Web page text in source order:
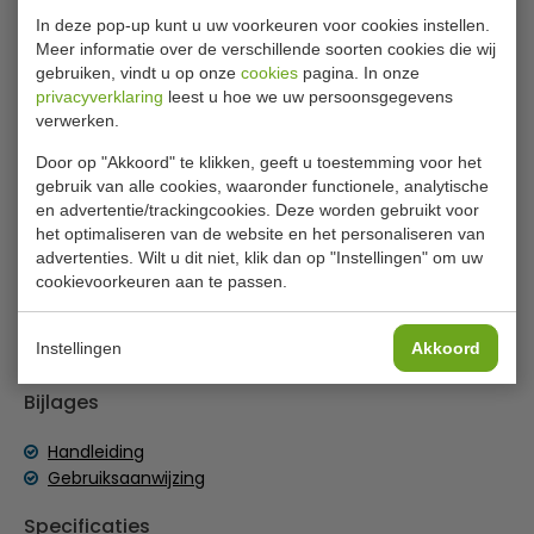
In deze pop-up kunt u uw voorkeuren voor cookies instellen.
Meer informatie over de verschillende soorten cookies die wij
gebruiken, vindt u op onze cookies pagina. In onze
privacyverklaring leest u hoe we uw persoonsgegevens
verwerken.
Door op "Akkoord" te klikken, geeft u toestemming voor het
gebruik van alle cookies, waaronder functionele, analytische
en advertentie/trackingcookies. Deze worden gebruikt voor
het optimaliseren van de website en het personaliseren van
advertenties. Wilt u dit niet, klik dan op "Instellingen" om uw
cookievoorkeuren aan te passen.
Instellingen Akkoord
RitePrice metalen kebabmes
Dit metalen kebabmes heeft een afneembaar schijfblad
snijdt. Met licht kunststof handvat voor eenvoudig
gebruik, transformator, reservekabel en stroomkabel.
Instelbare snijdikte van 0,5 mm tot 8 mm
De grote snijdikte is geschikt voor alle kebab
Aangedreven door een transformator
De transformator brengt de spanning omlaag van
230-240V naar 30V - een belangrijke
veiligheidsmaatregel. Dankzij de lage spanning is een
lichte elektrische schok, als de kabel beschadigd raakt,
veroorzaken
Vaatwasmachinebestendige kop - voordat u de kop
het handvat (dompel het handvat nooit onder in het
Bijlages
Handleiding
Gebruiksaanwijzing
Specificaties